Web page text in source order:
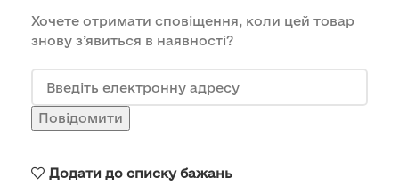
Хочете отримати сповіщення, коли цей товар
знову з’явиться в наявності?
Повідомити
Додати до списку бажань